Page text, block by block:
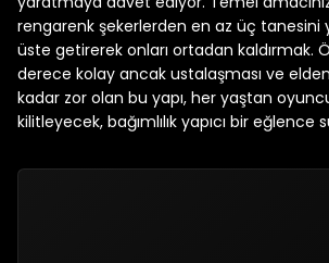
rengarenk şekerlerden en az üç tanesini
üste getirerek onları ortadan kaldırmak.
derece kolay ancak ustalaşması ve elden
kadar zor olan bu yapı, her yaştan
kilitleyecek, bağımlılık yapıcı bir eğlence